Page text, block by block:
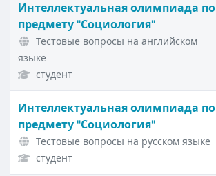
Интеллектуальная олимпиада по
предмету "Социология"
Тестовые вопросы на английском
языке
студент
Интеллектуальная олимпиада по
предмету "Социология"
Тестовые вопросы на русском языке
студент